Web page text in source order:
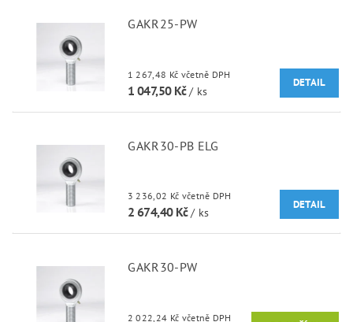
GAKR25-PW
1 267,48 Kč včetně DPH
1 047,50 Kč/ ks
DETAIL
GAKR30-PB ELG
3 236,02 Kč včetně DPH
2 674,40 Kč/ ks
DETAIL
GAKR30-PW
2 022,24 Kč včetně DPH